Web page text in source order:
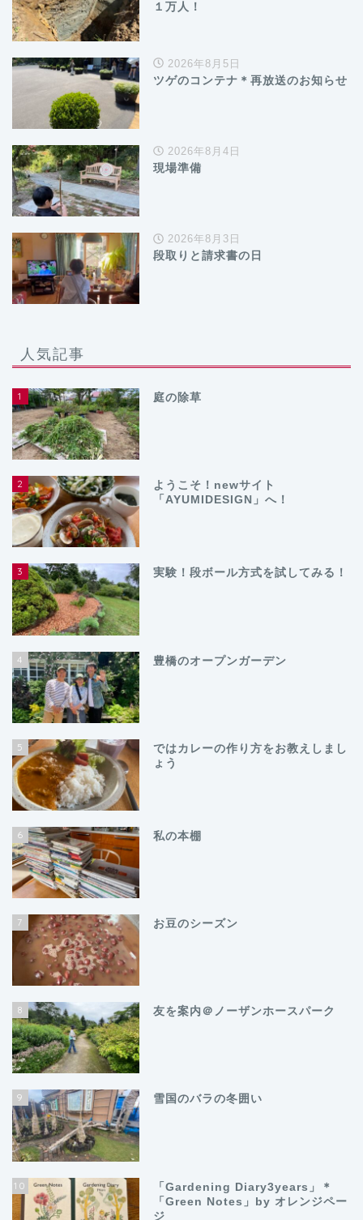
１万人！
2026年8月5日
ツゲのコンテナ＊再放送のお知らせ
2026年8月4日
現場準備
2026年8月3日
段取りと請求書の日
人気記事
1 庭の除草
2
ようこそ！newサイト
「AYUMIDESIGN」へ！
3 実験！段ボール方式を試してみる！
4 豊橋のオープンガーデン
5
ではカレーの作り方をお教えしまし
ょう
6 私の本棚
7 お豆のシーズン
8 友を案内＠ノーザンホースパーク
9 雪国のバラの冬囲い
10
「Gardening Diary3years」＊
「Green Notes」by オレンジペー
ジ